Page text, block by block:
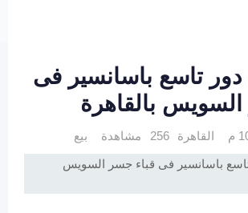
دور تاسع باسانسير فى
بالقاهرة
القاهرة 256 مشاهدة بيع